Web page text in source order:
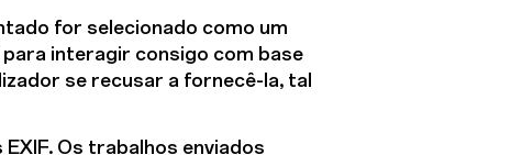
for selecionado como um
interagir consigo com base
se recusar a fornecê-la, tal
Os trabalhos enviados